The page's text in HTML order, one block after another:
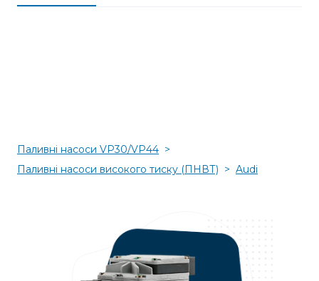
Паливні насоси VP30/VP44
Паливні насоси високого тиску (ПНВТ)
Audi